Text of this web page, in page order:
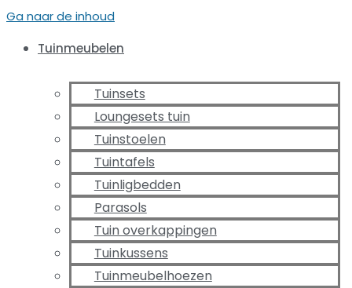
Ga naar de inhoud
Tuinmeubelen
Tuinsets
Loungesets tuin
Tuinstoelen
Tuintafels
Tuinligbedden
Parasols
Tuin overkappingen
Tuinkussens
Tuinmeubelhoezen